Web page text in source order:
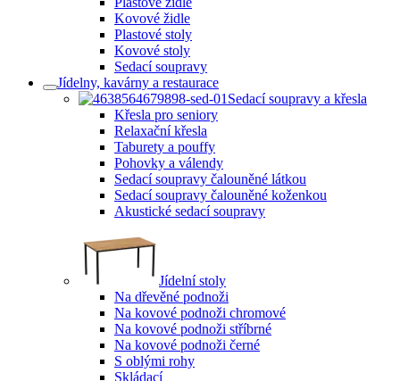
Kovové židle
Plastové stoly
Kovové stoly
Sedací soupravy
Jídelny, kavárny a restaurace
Sedací soupravy a křesla
Křesla pro seniory
Relaxační křesla
Taburety a pouffy
Pohovky a válendy
Sedací soupravy čalouněné látkou
Sedací soupravy čalouněné koženkou
Akustické sedací soupravy
Jídelní stoly
Na dřevěné podnoži
Na kovové podnoži chromové
Na kovové podnoži stříbrné
Na kovové podnoži černé
S oblými rohy
Skládací